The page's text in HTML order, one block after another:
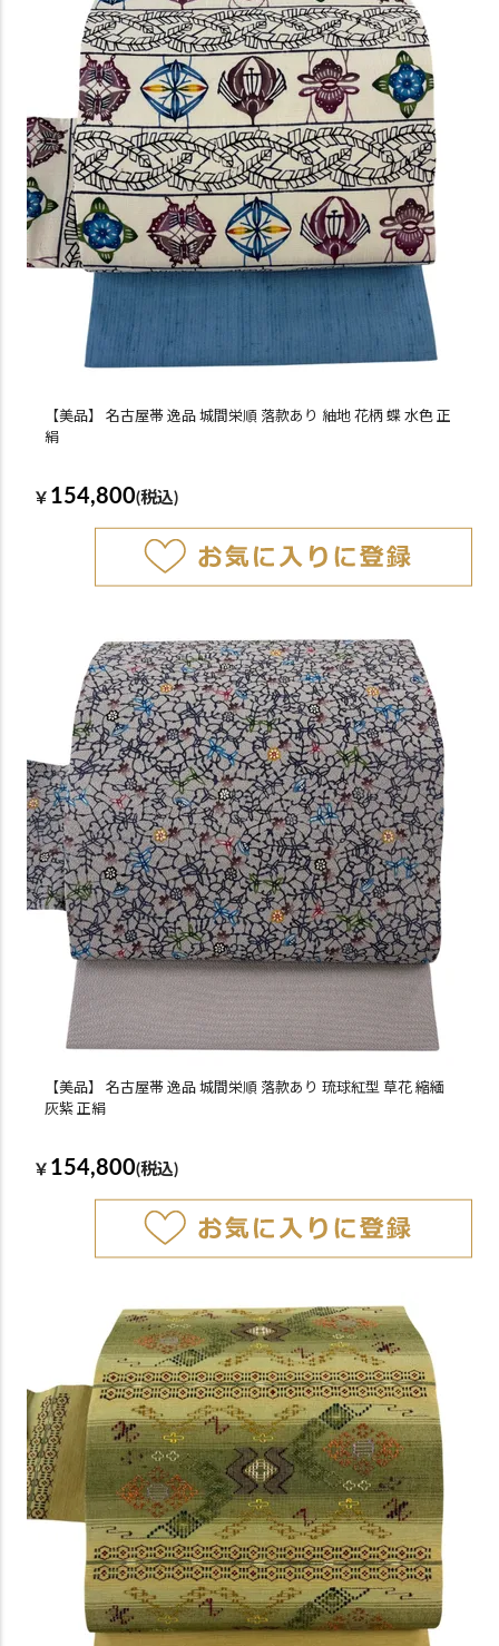
【美品】 名古屋帯 逸品 城間栄順 落款あり 紬地 花柄 蝶 水色 正
絹
￥ 154,800(税込)
【美品】 名古屋帯 逸品 城間栄順 落款あり 琉球紅型 草花 縮緬
灰紫 正絹
￥ 154,800(税込)